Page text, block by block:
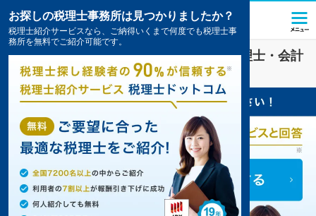
医療法人業界に強い西条市(愛媛県)の税理士・会計
事務所の一覧1件掲載中
お探しの税理士事務所は見つかりましたか？
税理士紹介サービスなら、ご納得いくまで何度でも税理士事
務所を無料でご紹介可能です。